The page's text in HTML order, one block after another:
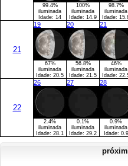
99.4%
iluminada
Idade: 14
100%
iluminada
Idade: 14.9
98.7%
iluminada
Idade:
21
19
67%
iluminada
Idade: 20.5
20
56.8%
iluminada
Idade: 21.5
21
46%
iluminada
Idade:
22
26
2.4%
iluminada
Idade: 28.1
27
0.1%
iluminada
Idade: 29.2
28
0.9%
iluminada
Idade: 0.9